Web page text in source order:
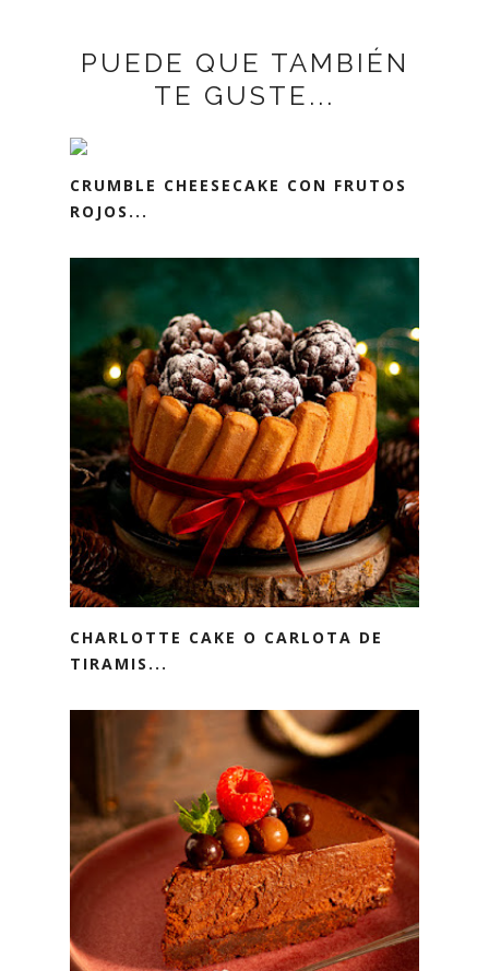
PUEDE QUE TAMBIÉN
TE GUSTE...
CRUMBLE CHEESECAKE CON FRUTOS
ROJOS...
CHARLOTTE CAKE O CARLOTA DE
TIRAMIS...